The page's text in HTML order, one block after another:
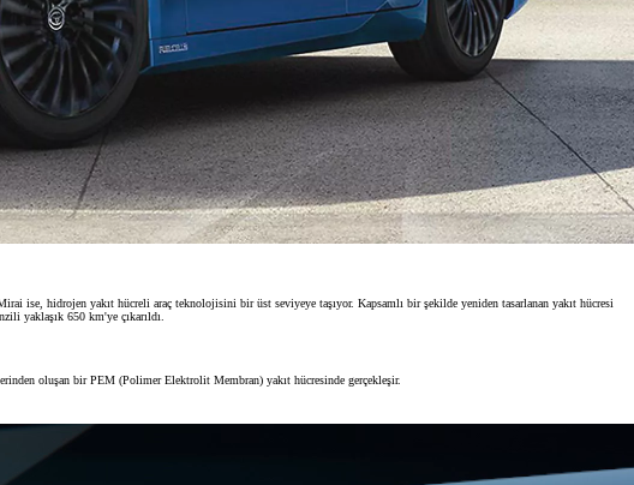
ise, hidrojen yakıt hücreli araç teknolojisini bir üst seviyeye taşıyor. Kapsamlı bir şekilde yeniden tasarlanan yakıt hücresi
yaklaşık 650 km'ye çıkarıldı.
oluşan bir PEM (Polimer Elektrolit Membran) yakıt hücresinde gerçekleşir.